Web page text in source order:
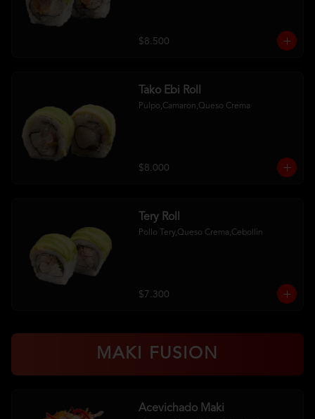
$8.500
Tako Ebi Roll
Pulpo,Camaron,Queso Crema
$8.000
Tery Roll
Pollo Tery,Queso Crema,Cebollin
$7.300
MAKI FUSION
Acevichado Maki